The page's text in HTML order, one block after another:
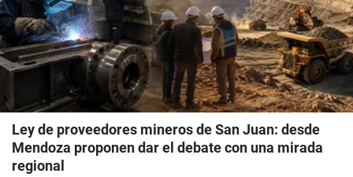
Ley de proveedores mineros de San Juan: desde
Mendoza proponen dar el debate con una mirada
regional